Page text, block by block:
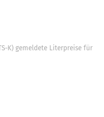
K) gemeldete Literpreise für